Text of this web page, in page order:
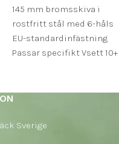
145 mm bromsskiva i
rostfritt stål med 6-håls
EU-standardinfästning
Passar specifikt Vsett 10+
Komplett kit med
insexnyckel för enkel
Sverige